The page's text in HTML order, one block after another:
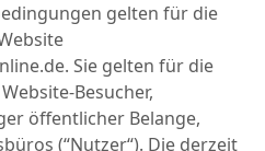
gelten für die
Sie gelten für die
Besucher,
öffentlicher Belange,
(“Nutzer“). Die derzeit